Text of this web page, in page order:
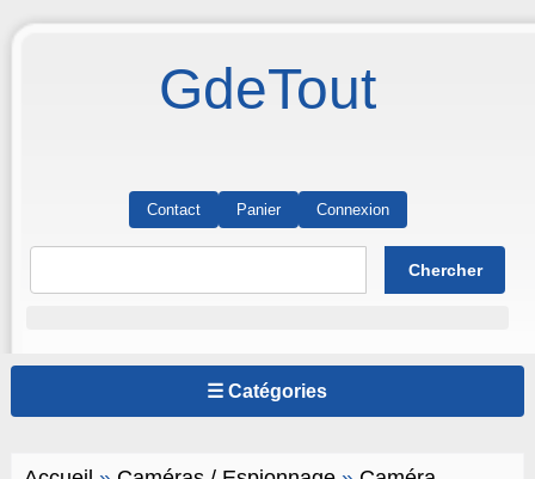
GdeTout
Contact Panier Connexion
☰ Catégories